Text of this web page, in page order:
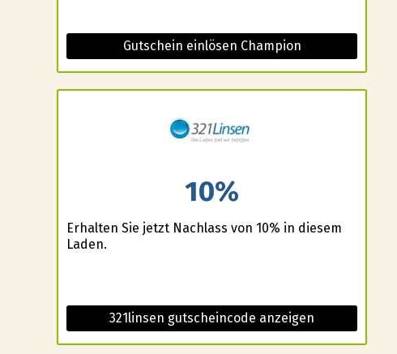
Gutschein einlösen Champion
10%
Erhalten Sie jetzt Nachlass von 10% in diesem
Laden.
321linsen gutscheincode anzeigen